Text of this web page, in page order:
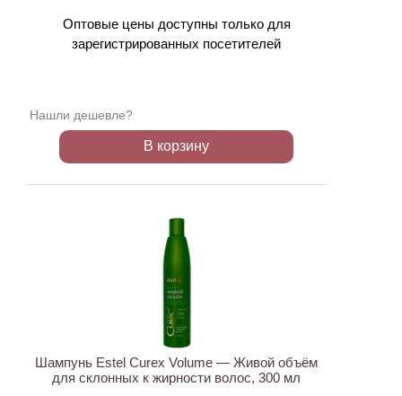
Оптовые цены доступны только для
зарегистрированных посетителей
Нашли дешевле?
В корзину
Шампунь Estel Curex Volume — Живой объём
для склонных к жирности волос, 300 мл